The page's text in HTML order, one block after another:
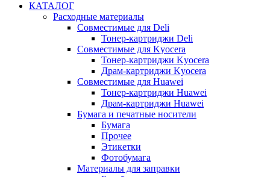
КАТАЛОГ
Расходные материалы
Совместимые для Deli
Тонер-картриджи Deli
Совместимые для Kyocera
Тонер-картриджи Kyocera
Драм-картриджи Kyocera
Совместимые для Huawei
Тонер-картриджи Huawei
Драм-картриджи Huawei
Бумага и печатные носители
Бумага
Прочее
Этикетки
Фотобумага
Материалы для заправки